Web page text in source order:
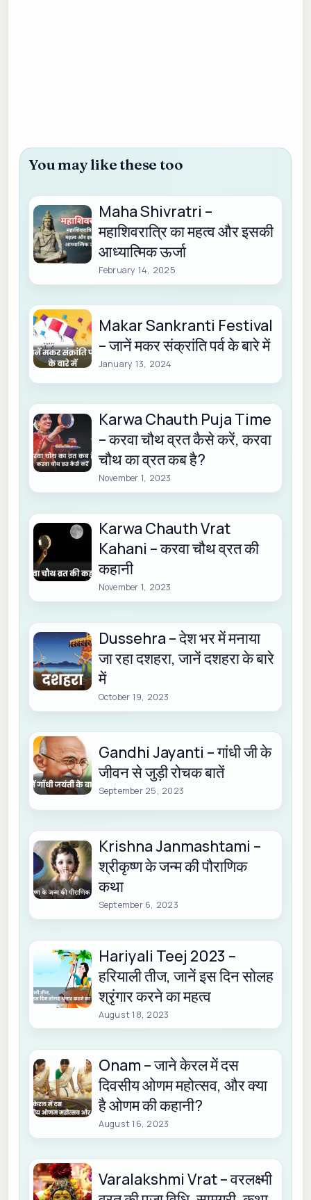
You may like these too
Maha Shivratri –
महाशिवरात्रि का महत्व और इसकी
आध्यात्मिक ऊर्जा
February 14, 2025
Makar Sankranti Festival
– जानें मकर संक्रांति पर्व के बारे में
January 13, 2024
Karwa Chauth Puja Time
– करवा चौथ व्रत कैसे करें, करवा
चौथ का व्रत कब है?
November 1, 2023
Karwa Chauth Vrat
Kahani – करवा चौथ व्रत की
कहानी
November 1, 2023
Dussehra – देश भर में मनाया
जा रहा दशहरा, जानें दशहरा के बारे
में
October 19, 2023
Gandhi Jayanti – गांधी जी के
जीवन से जुड़ी रोचक बातें
September 25, 2023
Krishna Janmashtami –
श्रीकृष्‍ण के जन्‍म की पौराणिक
कथा
September 6, 2023
Hariyali Teej 2023 –
हरियाली तीज, जानें इस दिन सोलह
श्रृंगार करने का महत्व
August 18, 2023
Onam – जाने केरल में दस
दिवसीय ओणम महोत्सव, और क्या
है ओणम की कहानी?
August 16, 2023
Varalakshmi Vrat – वरलक्ष्मी